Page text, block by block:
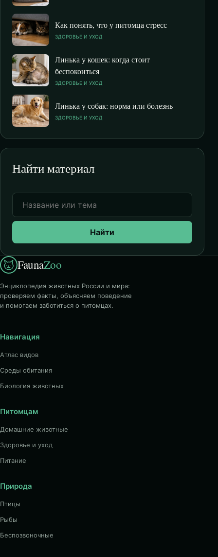
Как понять, что у питомца стресс
ЗДОРОВЬЕ И УХОД
Линька у кошек: когда стоит
беспокоиться
ЗДОРОВЬЕ И УХОД
Линька у собак: норма или болезнь
ЗДОРОВЬЕ И УХОД
Найти материал
Найти
FaunaZoo
Энциклопедия животных России и мира:
проверяем факты, объясняем поведение
и помогаем заботиться о питомцах.
Навигация
Атлас видов
Среды обитания
Биология животных
Питомцам
Домашние животные
Здоровье и уход
Питание
Природа
Птицы
Рыбы
Беспозвоночные